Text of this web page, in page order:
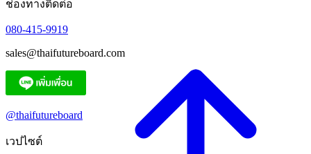
ช่องทางติดต่อ
080-415-9919
sales@thaifutureboard.com
@thaifutureboard
เวปไซต์